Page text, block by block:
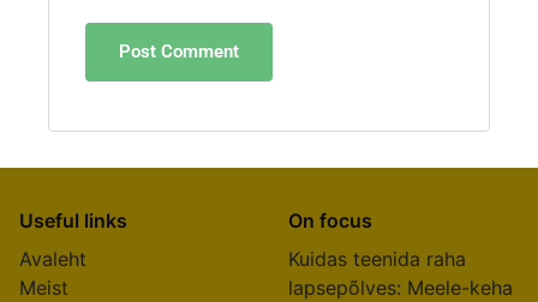
Useful links
Avaleht
Meist
On focus
Kuidas teenida raha
lapsepõlves: Meele-keha